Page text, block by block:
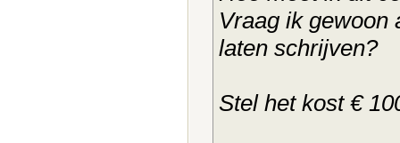
Vraag ik gewoon
laten schrijven?
Stel het kost €